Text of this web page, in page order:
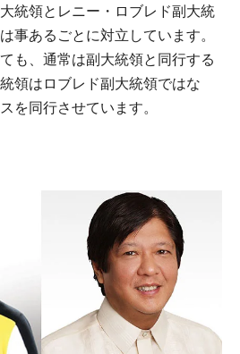
統領とレニー・ロブレド副大統
事あるごとに対立しています。
も、通常は副大統領と同行する
領はロブレド副大統領ではな
を同行させています。